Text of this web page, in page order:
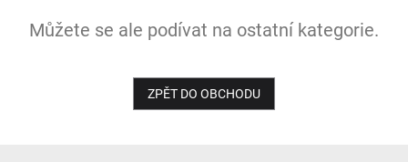
NOVINKY
Můžete se ale podívat na ostatní kategorie.
ZPĚT DO OBCHODU